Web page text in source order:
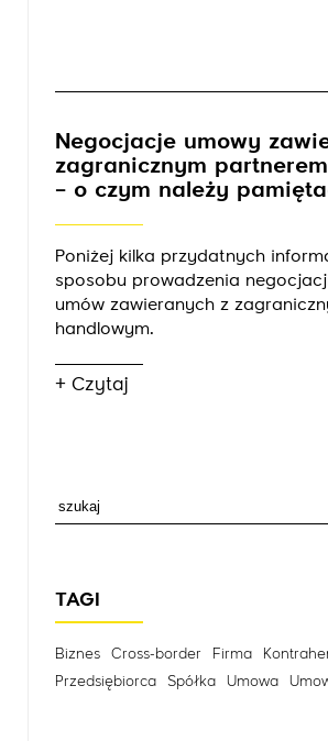
Negocjacje umowy
zagranicznym
– o czym należy
Poniżej kilka przydatnych
sposobu prowadzenia
umów zawieranych z
handlowym.
+ Czytaj
TAGI
Biznes Cross-border Firma
Przedsiębiorca
Spółka Umowa